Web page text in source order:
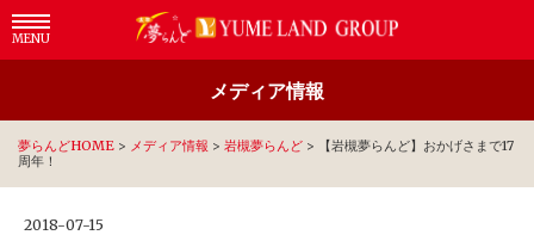
MENU
メディア情報
夢らんどHOME > メディア情報 > 岩槻夢らんど >
【岩槻夢らんど】おかげさまで17
周年！
2018-07-15